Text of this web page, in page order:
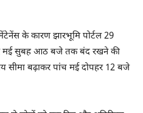
के कारण झारभूमि पोर्टल 29
मई सुबह आठ बजे तक बंद रखने की
सीमा बढ़ाकर पांच मई दोपहर 12 बजे